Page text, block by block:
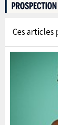
Ces articles